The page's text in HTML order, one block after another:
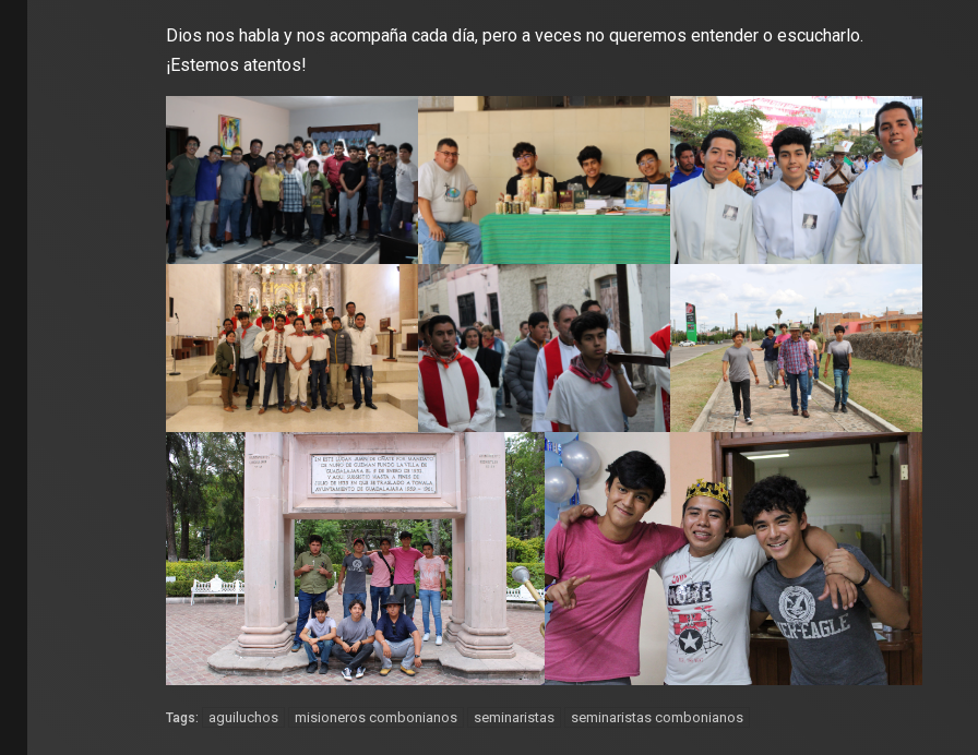
Dios nos habla y nos acompaña cada día, pero a veces no queremos entender o escucharlo.
¡Estemos atentos!
Tags: aguiluchos misioneros combonianos seminaristas seminaristas combonianos